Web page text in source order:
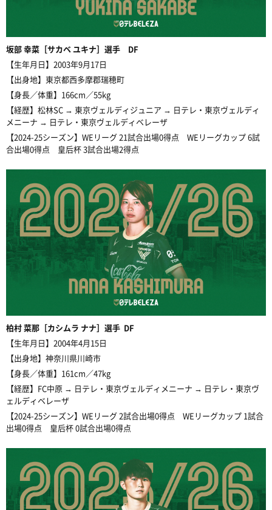
坂部幸菜［サカベ ユキナ］選手 DF
【生年月日】2003年9月17日
【出身地】東京都西多摩郡瑞穂町
【身長／体重】166cm／55kg
【経歴】松林SC → 東京ヴェルディジュニア → 日テレ・東京ヴェルディ
メニーナ → 日テレ・東京ヴェルディベレーザ
【2024-25シーズン】WEリーグ 21試合出場0得点 WEリーグカップ 6試
合出場0得点 皇后杯 3試合出場2得点
柏村菜那［カシムラ ナナ］選手 DF
【生年月日】2004年4月15日
【出身地】神奈川県川崎市
【身長／体重】161cm／47kg
【経歴】FC中原 → 日テレ・東京ヴェルディメニーナ → 日テレ・東京ヴ
ェルディベレーザ
【2024-25シーズン】WEリーグ 2試合出場0得点 WEリーグカップ 1試合
出場0得点 皇后杯 0試合出場0得点